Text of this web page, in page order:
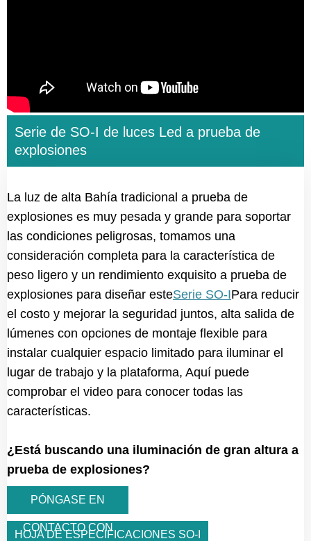
Serie de SO-I de luces Led a prueba de
explosiones
La luz de alta Bahía tradicional a prueba de
explosiones es muy pesada y grande para soportar
las condiciones peligrosas, tomamos una
consideración completa para la característica de
peso ligero y un rendimiento exquisito a prueba de
explosiones para diseñar esteSerie SO-IPara reducir
el costo y mejorar la seguridad juntos, alta salida de
lúmenes con opciones de montaje flexible para
instalar cualquier espacio limitado para iluminar el
lugar de trabajo y la plataforma, Aquí puede
comprobar el video para conocer todas las
características.
¿Está buscando una iluminación de gran altura a
prueba de explosiones?
PÓNGASE EN
CONTACTO CON
HOJA DE ESPECIFICACIONES SO-I